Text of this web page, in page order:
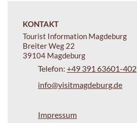
KONTAKT
Tourist Information Magdeburg
Breiter Weg 22
39104 Magdeburg
Telefon: +49 391 63601-402
info@visitmagdeburg.de
Impressum